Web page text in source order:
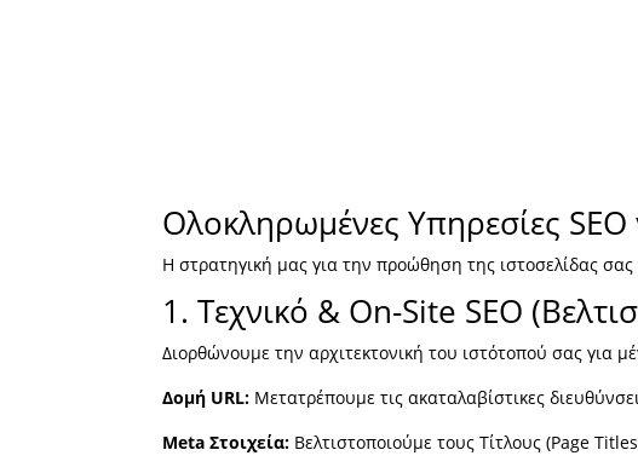
Ολοκληρωμένες Υπηρεσίες SEO
Η στρατηγική μας για την προώθηση της ιστοσελίδας
1. Τεχνικό & On-Site SEO
Διορθώνουμε την αρχιτεκτονική του ιστότοπού σας για
Δομή URL: Μετατρέπουμε τις ακαταλαβίστικες
Meta Στοιχεία: Βελτιστοποιούμε τους Τίτλους (Page